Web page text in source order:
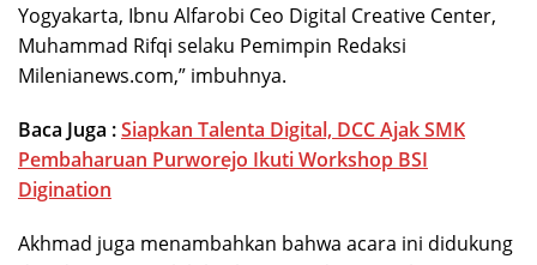
Yogyakarta, Ibnu Alfarobi Ceo Digital Creative Center,
Muhammad Rifqi selaku Pemimpin Redaksi
Milenianews.com,” imbuhnya.
Baca Juga :Siapkan Talenta Digital, DCC Ajak SMK
Pembaharuan Purworejo Ikuti Workshop BSI
Digination
Akhmad juga menambahkan bahwa acara ini didukung